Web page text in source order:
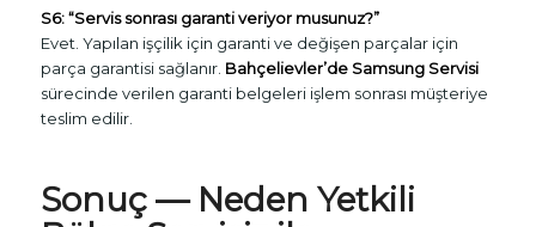
S6: “Servis sonrası garanti veriyor musunuz?”
Evet. Yapılan işçilik için garanti ve değişen parçalar için
parça garantisi sağlanır. Bahçelievler’de Samsung Servisi
sürecinde verilen garanti belgeleri işlem sonrası müşteriye
teslim edilir.
Sonuç — Neden Yetkili